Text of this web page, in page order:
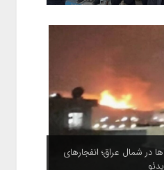
در شمال عراق؛ انفجارهای